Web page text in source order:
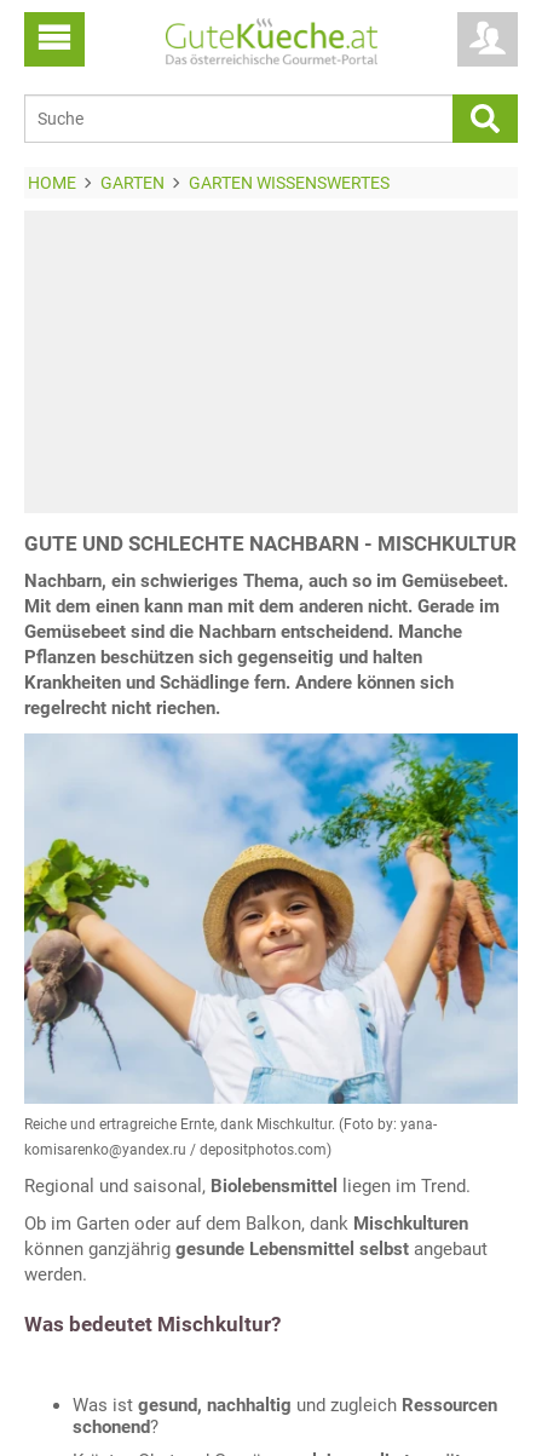
HOME GARTEN GARTEN WISSENSWERTES
GUTE UND SCHLECHTE NACHBARN - MISCHKULTUR
Nachbarn, ein schwieriges Thema, auch so im Gemüsebeet.
Mit dem einen kann man mit dem anderen nicht. Gerade im
Gemüsebeet sind die Nachbarn entscheidend. Manche
Pflanzen beschützen sich gegenseitig und halten
Krankheiten und Schädlinge fern. Andere können sich
regelrecht nicht riechen.
Reiche und ertragreiche Ernte, dank Mischkultur. (Foto by: yana-
komisarenko@yandex.ru / depositphotos.com)
Regional und saisonal, Biolebensmittel
liegen im Trend.
Ob im Garten oder auf dem Balkon, dank Mischkulturen
können ganzjährig gesunde Lebensmittel selbst angebaut
werden.
Was bedeutet Mischkultur?
Was ist gesund, nachhaltig und zugleich Ressourcen
schonend?